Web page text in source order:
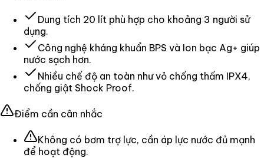
Dung tích 20 lít phù hợp cho khoảng 3 người sử
dụng.
Công nghệ kháng khuẩn BPS và Ion bạc Ag+ giúp
nước sạch hơn.
Nhiều chế độ an toàn như vỏ chống thấm IPX4,
chống giật Shock Proof.
Điểm cần cân nhắc
Không có bơm trợ lực, cần áp lực nước đủ mạnh
để hoạt động.